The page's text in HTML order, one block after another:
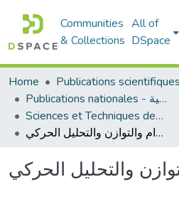
Communities
& Collections
All of
DSpace
Home
Publications nationales - منشورات وطنية
Sciences et Techniques des Activités Physiques et Sportives - التربية البدنية و الرياضية
القوام والتوازن والتحليل الحركي
والتحليل الحركي